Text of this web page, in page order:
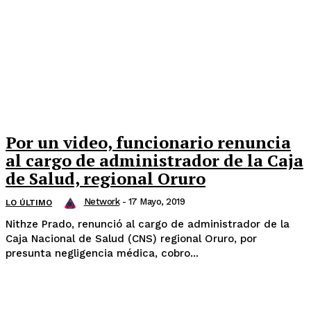
Por un video, funcionario renuncia
al cargo de administrador de la Caja
de Salud, regional Oruro
LO ÚLTIMO Network - 17 Mayo, 2019
Nithze Prado, renunció al cargo de administrador de la
Caja Nacional de Salud (CNS) regional Oruro, por
presunta negligencia médica, cobro...